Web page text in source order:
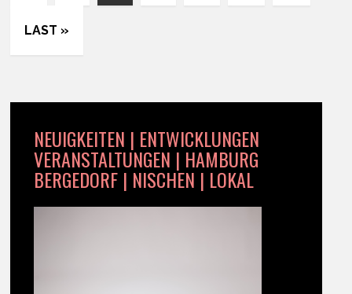
LAST »
NEUIGKEITEN | ENTWICKLUNGEN
VERANSTALTUNGEN | HAMBURG
BERGEDORF | NISCHEN | LOKAL